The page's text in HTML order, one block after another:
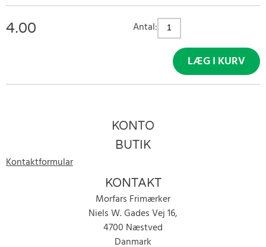
4.00 Antal:
LÆG I KURV
KONTO
BUTIK
Kontaktformular
KONTAKT
Morfars Frimærker
Niels W. Gades Vej 16,
4700 Næstved
Danmark